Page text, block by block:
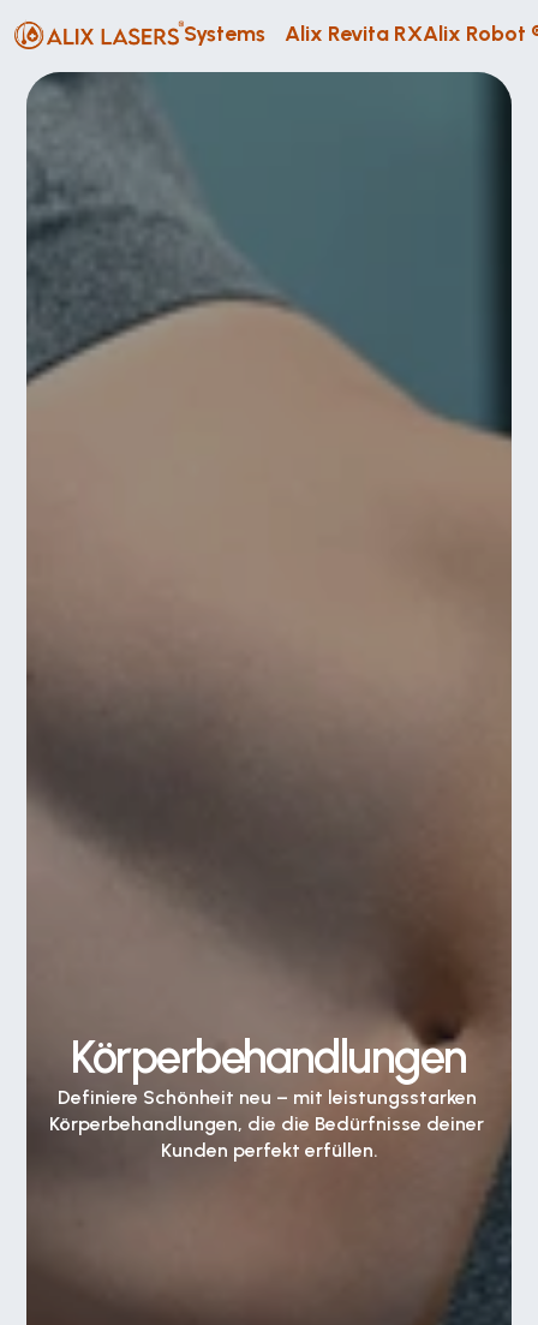
Systems Alix Revita RXAlix Robot
Körperbehandlungen
Definiere Schönheit neu – mit leistungsstarken
Körperbehandlungen, die die Bedürfnisse deiner
Kunden perfekt erfüllen.